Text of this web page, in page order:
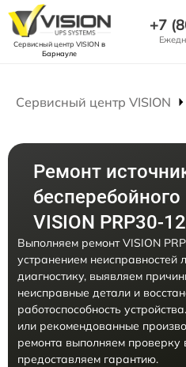
Сервисный центр VISION в
Барнауле
+7
Сервисный центр VISION
Ремонт
VISION PRP30-
Выполняем ремонт VISION
устранением
диагностику, выявляем
неисправные детали и
работоспособность
или рекомендованные
ремонта выполняем проверку
предоставляем гарантию.